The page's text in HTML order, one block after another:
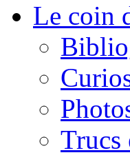
Le coin
Trucs